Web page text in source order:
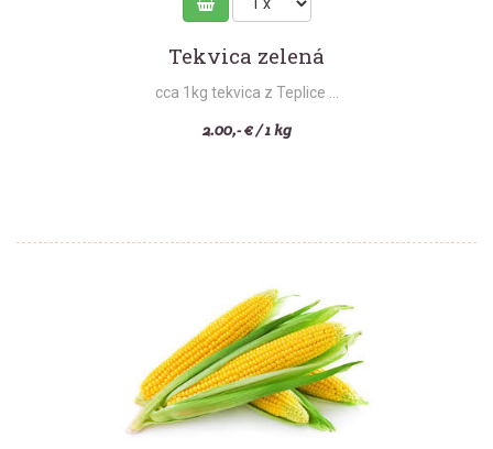
Tekvica zelená
cca 1kg tekvica z Teplice ...
2.00,- € / 1 kg